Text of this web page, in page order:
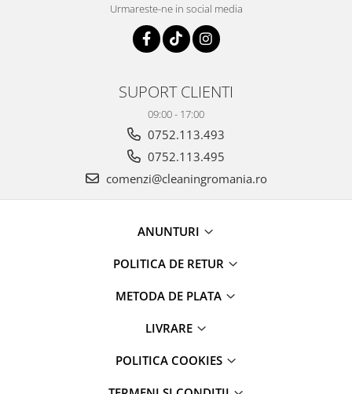
Urmareste-ne in social media
SUPORT CLIENTI
09:00 - 17:00
0752.113.493
0752.113.495
comenzi@cleaningromania.ro
ANUNTURI
POLITICA DE RETUR
METODA DE PLATA
LIVRARE
POLITICA COOKIES